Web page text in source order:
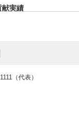
献実績
営・その他
（代表）